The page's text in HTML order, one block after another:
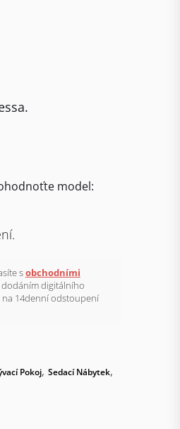
model:
sobchodními
dodáním digitálního
14denní odstoupení
Pokoj, Sedací Nábytek,